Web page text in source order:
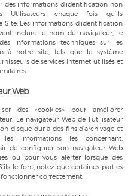
des informations d’identification non
Utilisateurs chaque fois qu’ils
Site. Les informations d’identification
inclure le nom du navigateur, le
informations techniques sur les
à notre site, tels que le système
de services Internet utilisés et
Web
des «cookies» pour améliorer
Le navigateur Web de l’utilisateur
disque dur à des fins d’archivage et
informations les concernant.
de configurer son navigateur Web
ou pour vous alerter lorsque des
le font, notez que certaines parties
correctement.